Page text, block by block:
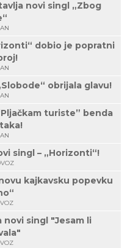
novi singl „Zbog
dobio je popratni
obrijala glavu!
turiste” benda
singl – „Horizonti“!
kajkavsku popevku
novi singl "Jesam li